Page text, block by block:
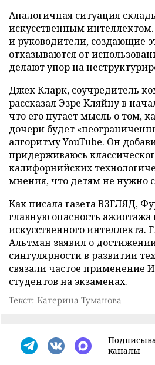
Аналогичная ситуация
искусственным
и руководители, создающие
отказываются от
делают упор на
Джек Кларк, соучредитель
рассказал Эзре Кляйну в
что его пугает мысль о том,
дочери будет
алгоритму YouTube. Он
придерживаюсь
калифорнийских
мнения, что детям не нужно
Как писала газета ВЗГЛЯД,
главную опасность ажиотажа
искусственного интеллекта.
Альтман заявил о
сингулярности в развитии
связаличастое применение
студентов на экзаменах.
Текст: Катерина Туманова
каналы